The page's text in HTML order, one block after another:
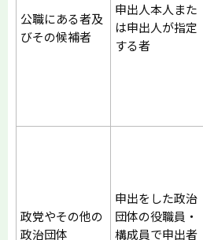
公職にある者及
びその候補者
申出人本人また
は申出人が指定
する者
政党やその他の
政治団体
申出をした政治
団体の役職員・
構成員で申出者